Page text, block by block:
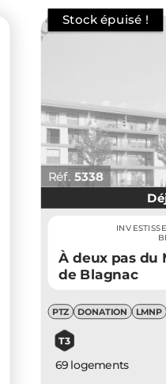
Réf. 5338
À deux pas du
de Blagnac
PTZ DONATION LMNP
T3
69 logements